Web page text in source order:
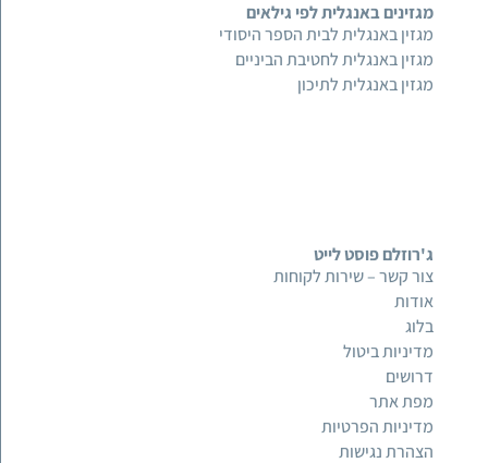
מגזינים באנגלית לפי גילאים
מגזין באנגלית לבית הספר היסודי
מגזין באנגלית לחטיבת הביניים
מגזין באנגלית לתיכון
ג'רוזלם פוסט לייט
צור קשר – שירות לקוחות
אודות
בלוג
מדיניות ביטול
דרושים
מפת אתר
מדיניות הפרטיות
הצהרת נגישות